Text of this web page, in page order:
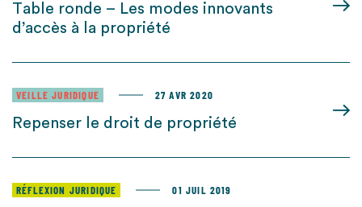
Table ronde – Les modes innovants
d’accès à la propriété
VEILLE JURIDIQUE 27 AVR 2020
Repenser le droit de propriété
RÉFLEXION JURIDIQUE 01 JUIL 2019